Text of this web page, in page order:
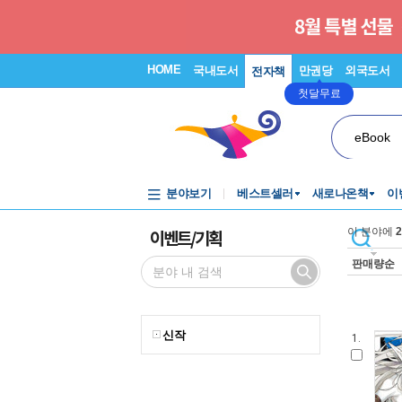
HOME 국내도서 전자책 만권당
첫달무료
외국도서
eBook
분야보기 베스트셀러 새로나온책 이
이벤트/기획
신작
이 분야에 2
판매량순
1.